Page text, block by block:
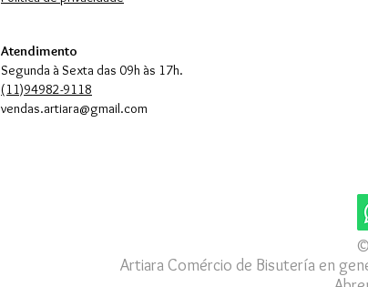
Atendimento
Segunda à Sexta das 09h às 17h.
(11)94982-9118
vendas.artiara@gmail.com
Artiara Comércio de Bisutería en